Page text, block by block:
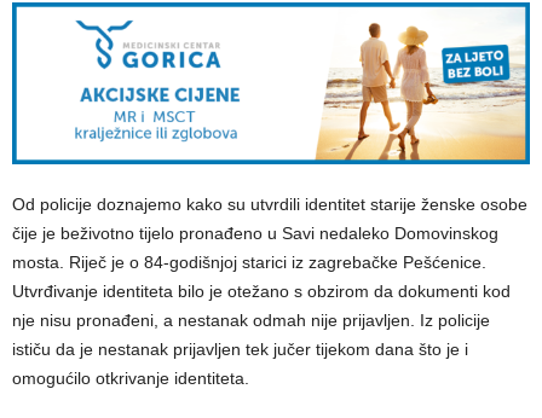
Od policije doznajemo kako su utvrdili identitet starije ženske osobe
čije je beživotno tijelo pronađeno u Savi nedaleko Domovinskog
mosta. Riječ je o 84-godišnjoj starici iz zagrebačke Pešćenice.
Utvrđivanje identiteta bilo je otežano s obzirom da dokumenti kod
nje nisu pronađeni, a nestanak odmah nije prijavljen. Iz policije
ističu da je nestanak prijavljen tek jučer tijekom dana što je i
omogućilo otkrivanje identiteta.